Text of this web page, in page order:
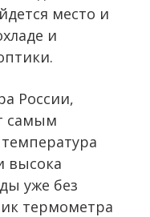
место и
и
России,
самым
высока
уже без
термометра